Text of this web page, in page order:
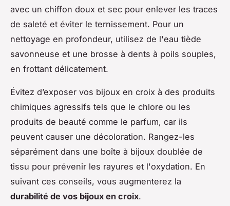
avec un chiffon doux et sec pour enlever les traces
de saleté et éviter le ternissement. Pour un
nettoyage en profondeur, utilisez de l'eau tiède
savonneuse et une brosse à dents à poils souples,
en frottant délicatement.
Évitez d’exposer vos bijoux en croix à des produits
chimiques agressifs tels que le chlore ou les
produits de beauté comme le parfum, car ils
peuvent causer une décoloration. Rangez-les
séparément dans une boîte à bijoux doublée de
tissu pour prévenir les rayures et l'oxydation. En
suivant ces conseils, vous augmenterez la
durabilité de vos bijoux en croix.